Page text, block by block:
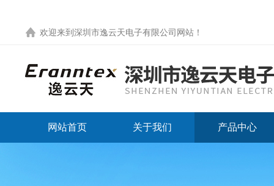
欢迎来到 深圳市逸云天电子有限公司网站 ！
网站首页 关于我们 产品中心